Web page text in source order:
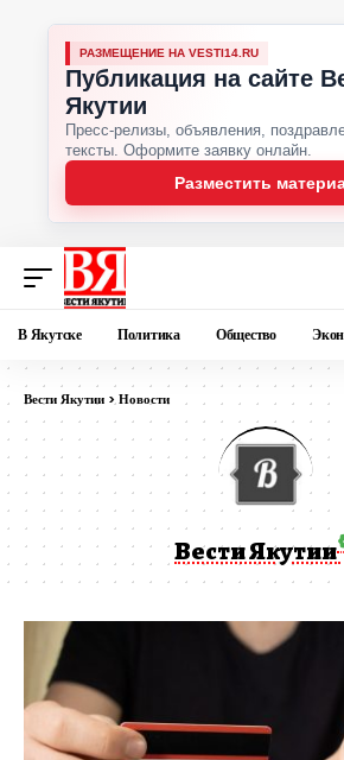
РАЗМЕЩЕНИЕ НА VESTI14.RU
Публикация на сайте
Якутии
Пресс-релизы, объявления,
тексты. Оформите заявку онлайн.
Разместить
В Якутске Политика Общество
Вести Якутии >Новости
Вести Якутии